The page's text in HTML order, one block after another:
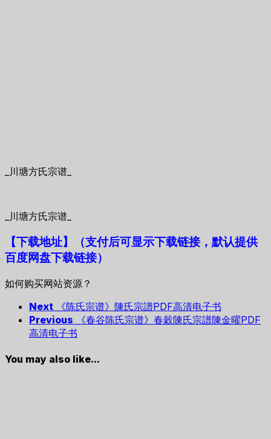
_川塘方氏宗谱_
_川塘方氏宗谱_
【下载地址】
（支付后可显示下载链接，默认提供
百度网盘下载链接）
如何购买网站资源？
Next
《陈氏宗谱》陳氏宗譜PDF高清电子书
Previous
《春谷陈氏宗谱》春穀陳氏宗譜陳金曜PDF
高清电子书
You may also like...